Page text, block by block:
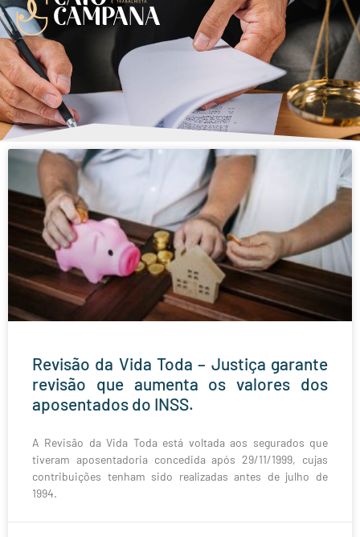
Revisão da Vida Toda – Justiça garante
revisão que aumenta os valores dos
aposentados do INSS.
A Revisão da Vida Toda está voltada aos segurados que
tiveram aposentadoria concedida após 29/11/1999, cujas
contribuições tenham sido realizadas antes de julho de
1994.